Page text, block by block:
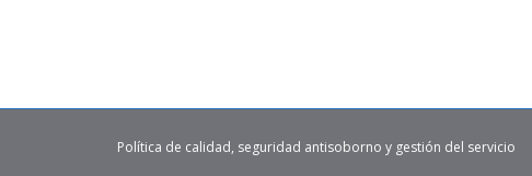
Política de calidad, seguridad antisoborno y gestión del servicio